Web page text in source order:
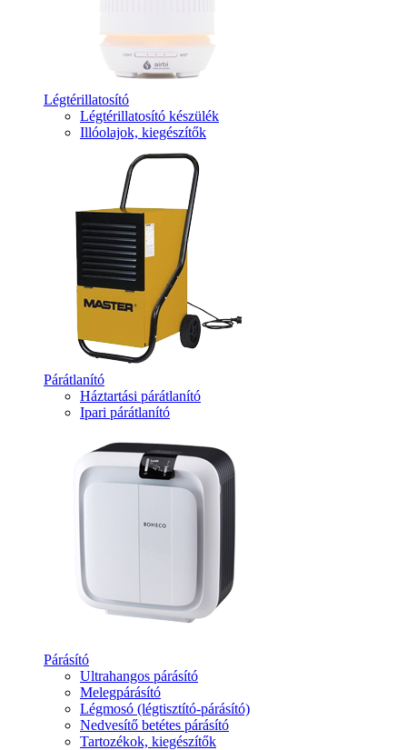
Légtérillatosító
Légtérillatosító készülék
Illóolajok, kiegészítők
Párátlanító
Háztartási párátlanító
Ipari párátlanító
Párásító
Ultrahangos párásító
Melegpárásító
Légmosó (légtisztító-párásító)
Nedvesítő betétes párásító
Tartozékok, kiegészítők